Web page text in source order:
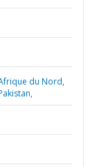
du Nord,